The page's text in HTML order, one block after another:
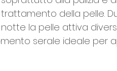
trattamento della pelle.
notte la pelle attiva
serale ideale per